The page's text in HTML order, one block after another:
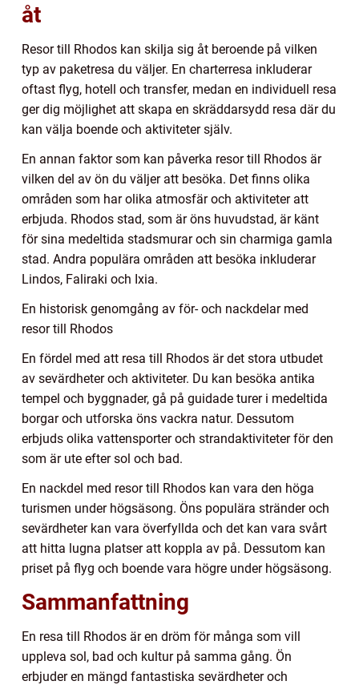
åt
Resor till Rhodos kan skilja sig åt beroende på vilken
typ av paketresa du väljer. En charterresa inkluderar
oftast flyg, hotell och transfer, medan en individuell resa
ger dig möjlighet att skapa en skräddarsydd resa där du
kan välja boende och aktiviteter själv.
En annan faktor som kan påverka resor till Rhodos är
vilken del av ön du väljer att besöka. Det finns olika
områden som har olika atmosfär och aktiviteter att
erbjuda. Rhodos stad, som är öns huvudstad, är känt
för sina medeltida stadsmurar och sin charmiga gamla
stad. Andra populära områden att besöka inkluderar
Lindos, Faliraki och Ixia.
En historisk genomgång av för- och nackdelar med
resor till Rhodos
En fördel med att resa till Rhodos är det stora utbudet
av sevärdheter och aktiviteter. Du kan besöka antika
tempel och byggnader, gå på guidade turer i medeltida
borgar och utforska öns vackra natur. Dessutom
erbjuds olika vattensporter och strandaktiviteter för den
som är ute efter sol och bad.
En nackdel med resor till Rhodos kan vara den höga
turismen under högsäsong. Öns populära stränder och
sevärdheter kan vara överfyllda och det kan vara svårt
att hitta lugna platser att koppla av på. Dessutom kan
priset på flyg och boende vara högre under högsäsong.
Sammanfattning
En resa till Rhodos är en dröm för många som vill
uppleva sol, bad och kultur på samma gång. Ön
erbjuder en mängd fantastiska sevärdheter och